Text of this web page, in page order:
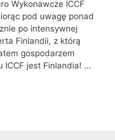
Wykonawcze ICCF
pod uwagę ponad
po intensywnej
Finlandii, z którą
gospodarzem
ICCF jest Finlandia! …